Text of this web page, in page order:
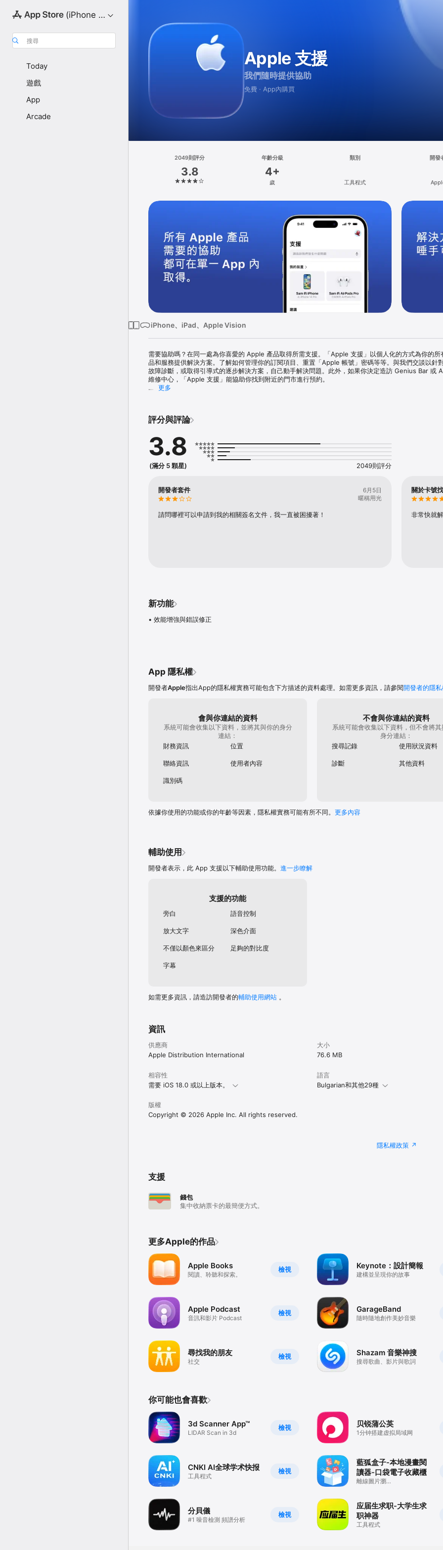
(iPhone 版)
搜尋
Today
遊戲
App
Arcade
Apple 支援
我們隨時提供協助
免費 · App內購買
2049則評分
3.8
年齡分級
4+
歲
類別
工具程式
開發
iPhone、iPad、Apple Vision
需要協助嗎？在同一處為你喜愛的 Apple 產品取得所需支援。「Apple 支援」以個人化的方式為你的
品和服務提供解決方案。了解如何管理你的訂閱項目、重置「Apple 帳號」密碼等等。與我們交談以針
故障診斷，或取得引導式的逐步解決方案，自己動手解決問題。此外，如果你決定造訪 Genius Bar 或
維修中心，「Apple 支援」能協助你找到附近的門市進行預約。
你不需要購買 AppleCare+ 服務專案，也可使用「Apple 支援」App。如果你購買 AppleCare+ 服務專
系統會在當期的帳單結算期結束前 24 小時內，自動向你的帳號收取費用。在購買後，你可以前往裝置上
來管理月付或年付方案。規則、限制、條款與約定適用於所有 AppleCare+ 服務專案。若要依地區查看
「AppleCare+ 服務專案條款與約定」（若有），請前往 apple.com/legal/sales-
support/applecare/applecareplus/。所有 AppleCare+ 服務專案均可根據「AppleCare+ 服務專案條
隨時取消。請前往 apple.com/legal/privacy/，參閱「Apple 隱私權政策」。
更多
評分與評論
3.8
(滿分 5 顆星) 2049則評分
開發者套件
6月5日
暱稱用光
請問哪裡可以申請到我的相關簽名文件，我一直被困擾著！
關於卡號
非常快就
新功能
• 效能增強與錯誤修正
App 隱私權
開發者Apple指出App的隱私權實務可能包含下方描述的資料處理。如需更多資訊，請參閱開發者的隱
會與你連結的資料
系統可能會收集以下資料，並將其與你的身分
連結：
財務資訊
位置
聯絡資訊 使用者內容
識別碼
不會與你連結的資料
系統可能會收集以下資料，但不會將其
身分連結：
搜尋記錄
使用狀況資料
診斷 其他資料
依據你使用的功能或你的年齡等因素，隱私權實務可能有所不同。 更多內容
輔助使用
開發者表示，此 App 支援以下輔助使用功能。 進一步瞭解
支援的功能
旁白 語音控制
放大文字 深色介面
不僅以顏色來區分 足夠的對比度
字幕
如需更多資訊，請造訪開發者的輔助使用網站 。
資訊
供應商
Apple Distribution International
大小
76.6 MB
相容性
需要 iOS 18.0 或以上版本。
語言
Bulgarian和其他29種
版權
Copyright © 2026 Apple Inc. All rights reserved.
隱私權政策
支援
錢包
集中收納票卡的最簡便方式。
更多Apple的作品
檢視
Apple Books
閱讀、聆聽和探索。
檢視
Apple Podcast
音訊和影片 Podcast
檢視
尋找我的朋友
社交
Keynote：設計簡報
建構並呈現你的故事
GarageBand
隨時隨地創作美妙音樂
Shazam 音樂神搜
搜尋歌曲、影片與歌詞
你可能也會喜歡
檢視
3d Scanner App™
LIDAR Scan in 3d
檢視
CNKI AI全球学术快报
工具程式
檢視
分貝儀
#1 噪音檢測 頻譜分析
贝锐蒲公英
1分钟搭建虚拟局域网
藍狐盒子-本地漫畫閱
讀器-口袋電子收藏櫃
離線圖片瀏
应届生求职-大学生求
职神器
工具程式